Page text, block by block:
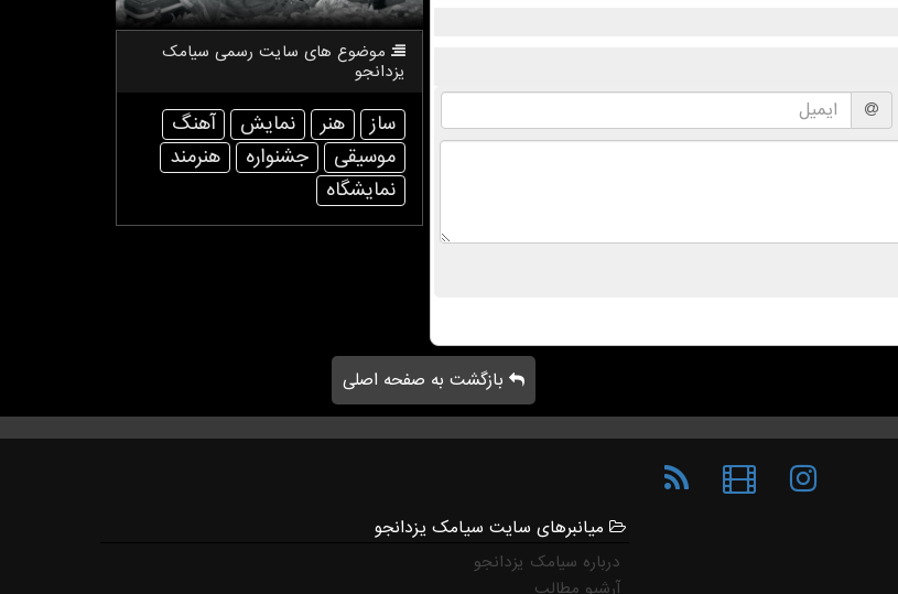
موضوع های سایت رسمی سیامك
یزدانجو
ساز هنر نمایش
آهنگ
موسیقی
جشنواره
هنرمند
نمایشگاه
بازگشت به صفحه اصلی
میانبرهای سایت سیامک یزدانجو
درباره سیامک یزدانجو
آرشیو مطالب